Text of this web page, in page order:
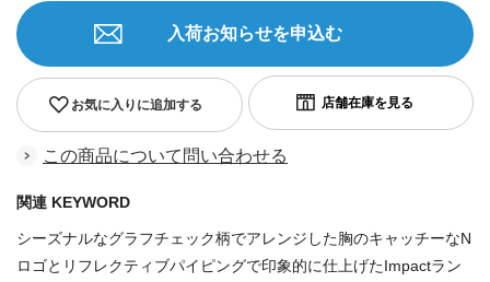
お気に入りに追加する
入荷お知らせを申込む
この商品について問い合わせる
関連 KEYWORD
シーズナルなグラフチェック柄でアレンジした胸のキャッチーなN
ロゴとリフレクティブパイピングで印象的に仕上げたImpactラン